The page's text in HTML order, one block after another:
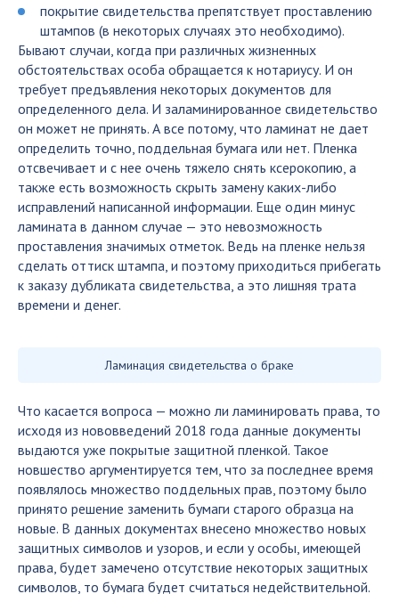
покрытие свидетельства препятствует проставлению
штампов (в некоторых случаях это необходимо).
Бывают случаи, когда при различных жизненных
обстоятельствах особа обращается к нотариусу. И он
требует предъявления некоторых документов для
определенного дела. И заламинированное свидетельство
он может не принять. А все потому, что ламинат не дает
определить точно, поддельная бумага или нет. Пленка
отсвечивает и с нее очень тяжело снять ксерокопию, а
также есть возможность скрыть замену каких-либо
исправлений написанной информации. Еще один минус
ламината в данном случае — это невозможность
проставления значимых отметок. Ведь на пленке нельзя
сделать оттиск штампа, и поэтому приходиться прибегать
к заказу дубликата свидетельства, а это лишняя трата
времени и денег.
Ламинация свидетельства о браке
Что касается вопроса — можно ли ламинировать права, то
исходя из нововведений 2018 года данные документы
выдаются уже покрытые защитной пленкой. Такое
новшество аргументируется тем, что за последнее время
появлялось множество поддельных прав, поэтому было
принято решение заменить бумаги старого образца на
новые. В данных документах внесено множество новых
защитных символов и узоров, и если у особы, имеющей
права, будет замечено отсутствие некоторых защитных
символов, то бумага будет считаться недействительной.